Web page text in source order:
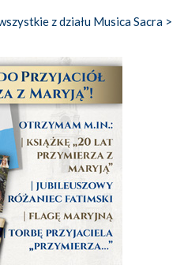
z działu Musica Sacra >